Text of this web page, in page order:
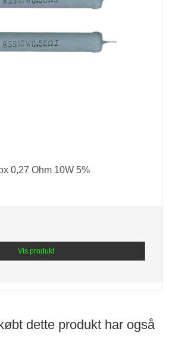
0,27 Ohm 10W 5%
Vis produkt
dette produkt har også